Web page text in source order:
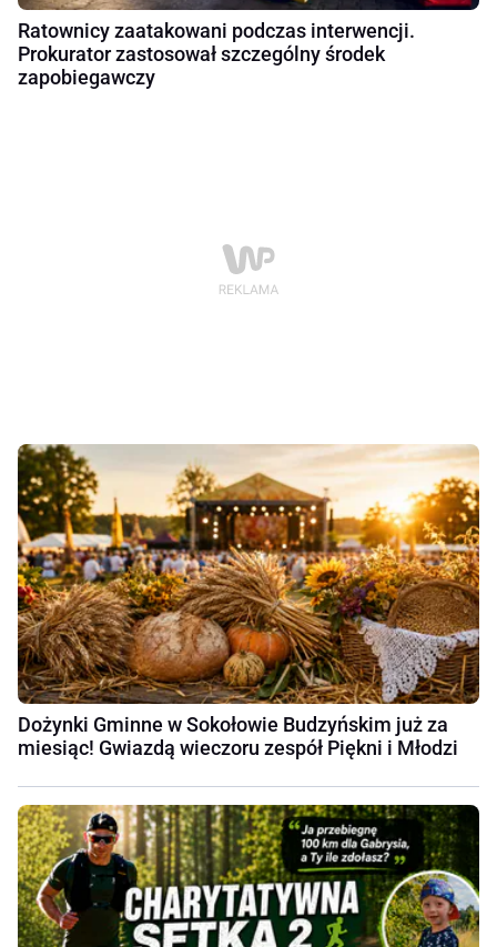
Ratownicy zaatakowani podczas interwencji.
Prokurator zastosował szczególny środek
zapobiegawczy
Dożynki Gminne w Sokołowie Budzyńskim już za
miesiąc! Gwiazdą wieczoru zespół Piękni i Młodzi